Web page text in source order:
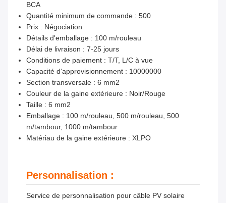
BCA
Quantité minimum de commande : 500
Prix : Négociation
Détails d'emballage : 100 m/rouleau
Délai de livraison : 7-25 jours
Conditions de paiement : T/T, L/C à vue
Capacité d'approvisionnement : 10000000
Section transversale : 6 mm2
Couleur de la gaine extérieure : Noir/Rouge
Taille : 6 mm2
Emballage : 100 m/rouleau, 500 m/rouleau, 500
m/tambour, 1000 m/tambour
Matériau de la gaine extérieure : XLPO
Personnalisation :
Service de personnalisation pour câble PV solaire